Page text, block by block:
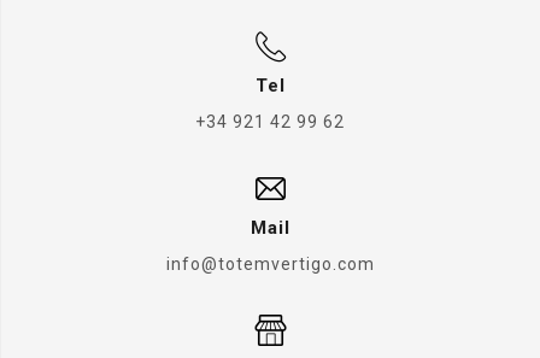
Tel
+34 921 42 99 62
Mail
info@totemvertigo.com